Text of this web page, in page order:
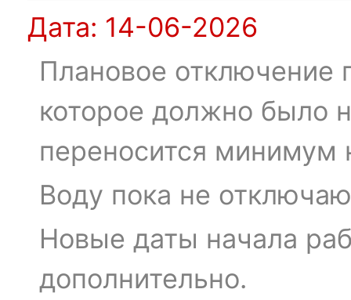
Дата: 14-06-2026
Плановое отключение
которое должно было
переносится минимум
Воду пока не
Новые даты начала
дополнительно.